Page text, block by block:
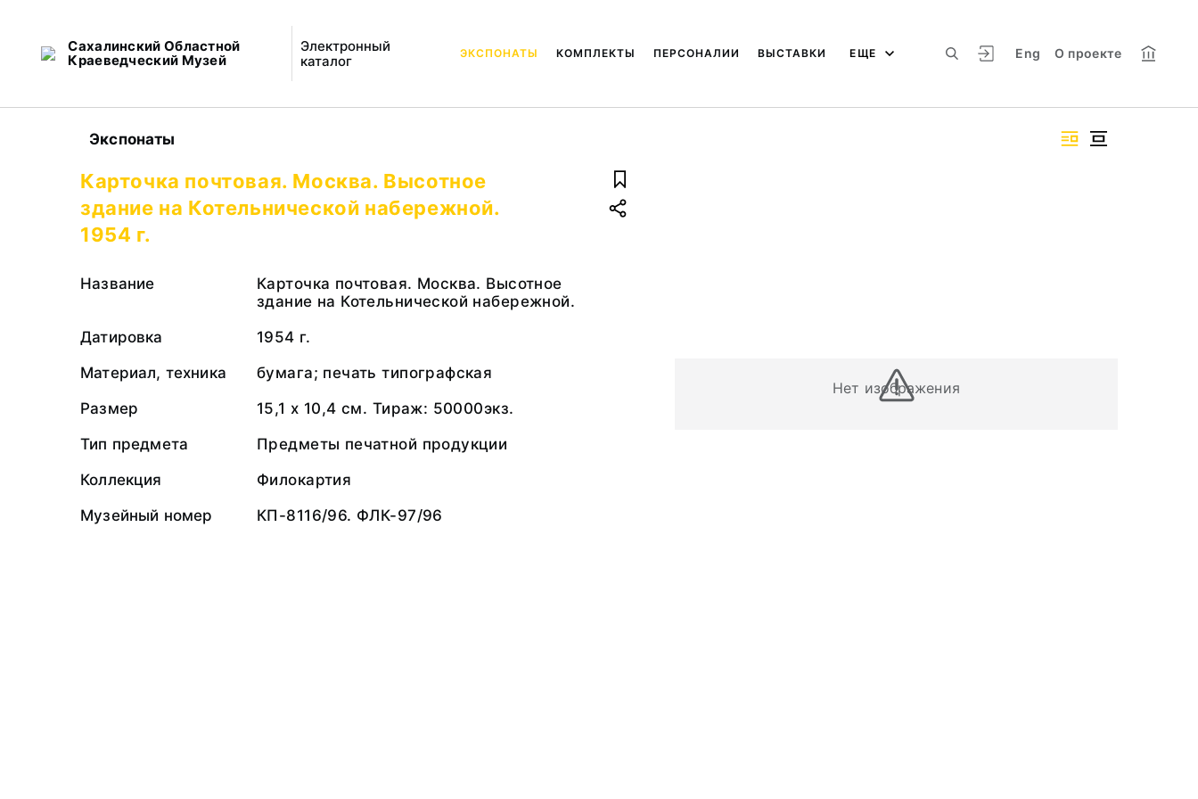
Сахалинский Областной
Краеведческий Музей
Электронный
каталог
Eng О проекте
ЭКСПОНАТЫ КОМПЛЕКТЫ ПЕРСОНАЛИИ ВЫСТАВКИ ЕЩЕ
Экспонаты
Нет изображения
Карточка почтовая. Москва. Высотное
здание на Котельнической набережной.
1954 г.
Название
Карточка почтовая. Москва. Высотное
здание на Котельнической набережной.
Датировка
1954 г.
Материал, техника
бумага; печать типографская
Размер
15,1 х 10,4 см. Тираж: 50000экз.
Тип предмета
Предметы печатной продукции
Коллекция
Филокартия
Музейный номер
КП-8116/96. ФЛК-97/96